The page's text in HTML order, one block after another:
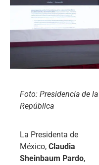
Foto: Presidencia de la
República
La Presidenta de
México, Claudia
Sheinbaum Pardo,